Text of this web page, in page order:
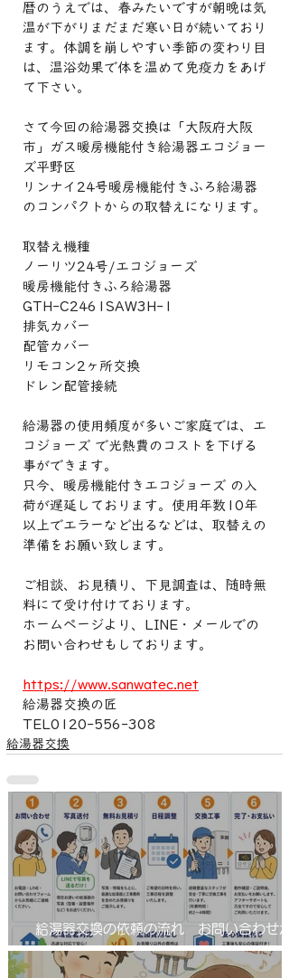
暦のうえでは、春みたいですが朝晩は気
温が下がりまだまだ寒い日が続いており
ます。体調を崩しやすい季節の変わり目
は、温浴効果で体を温めて免疫力をあげ
て下さい。
さて今回の給湯器交換は「大阪府大阪
市」ガス暖房機能付き給湯器エコジョー
ズ平野区
リンナイ24号暖房機能付きふろ給湯器
のコンパクトからの取替えになります。
取替え機種
ノーリツ24号/エコジョーズ
暖房機能付きふろ給湯器
GTH-C2461SAW3H-1
排気カバー
配管カバー
リモコン2ヶ所交換
ドレン配管接続
給湯器の使用頻度が多いご家庭では、エ
コジョーズ で光熱費のコストを下げる
事ができます。
只今、暖房機能付きエコジョーズ の入
荷が遅延しております。使用年数10年
以上でエラーなど出るなどは、取替えの
準備をお願い致します。
ご相談、お見積り、下見調査は、随時無
料にて受け付けております。
ホームページより、LINE・メールでの
お問い合わせもしております。
https://www.sanwatec.net
給湯器交換の匠
TEL0120-556-308
給湯器交換
給湯器交換の依頼の流れ お問い合わせか
工事完了まで！